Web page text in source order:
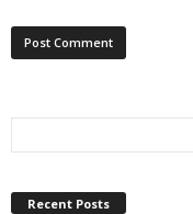
Recent Posts